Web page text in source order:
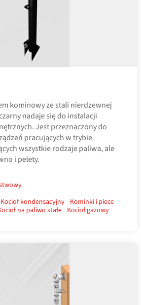
kominowy ze stali nierdzewnej
nadaje się do instalacji
Jest przeznaczony do
pracujących w trybie
wszystkie rodzaje paliwa, ale
i pelety.
Kocioł kondensacyjny Kominki i piece
na paliwo stałe Kocioł gazowy